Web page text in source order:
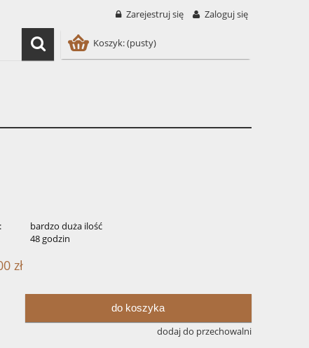
Zarejestruj się Zaloguj się
Koszyk:(pusty)
bardzo duża ilość
48 godzin
zł
do koszyka
dodaj do przechowalni